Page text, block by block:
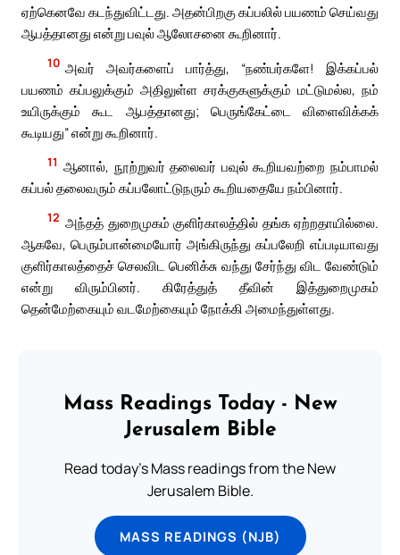
ஏற்கெனவே கடந்துவிட்டது. அதன்பிறகு கப்பலில் பயணம் செய்வது
ஆபத்தானது என்று பவுல் ஆலோசனை கூறினார்.
10 அவர் அவர்களைப் பார்த்து, “நண்பர்களே! இக்கப்பல்
பயணம் கப்பலுக்கும் அதிலுள்ள சரக்குகளுக்கும் மட்டுமல்ல, நம்
உயிருக்கும் கூட ஆபத்தானது; பெருங்கேட்டை விளைவிக்கக்
கூடியது” என்று கூறினார்.
11 ஆனால், நூற்றுவர் தலைவர் பவுல் கூறியவற்றை நம்பாமல்
கப்பல் தலைவரும் கப்பலோட்டுநரும் கூறியதையே நம்பினார்.
12 அந்தத் துறைமுகம் குளிர்காலத்தில் தங்க ஏற்றதாயில்லை.
ஆகவே, பெரும்பான்மையோர் அங்கிருந்து கப்பலேறி எப்படியாவது
குளிர்காலத்தைச் செலவிட பெனிக்சு வந்து சேர்ந்து விட வேண்டும்
என்று விரும்பினர். கிரேத்துத் தீவின் இத்துறைமுகம்
தென்மேற்கையும் வடமேற்கையும் நோக்கி அமைந்துள்ளது.
Mass Readings Today - New
Jerusalem Bible
Read today's Mass readings from the New
Jerusalem Bible.
MASS READINGS (NJB)